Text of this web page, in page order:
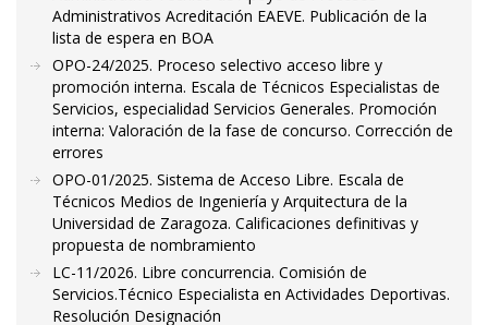
Administrativos Acreditación EAEVE. Publicación de la
lista de espera en BOA
OPO-24/2025. Proceso selectivo acceso libre y
promoción interna. Escala de Técnicos Especialistas de
Servicios, especialidad Servicios Generales. Promoción
interna: Valoración de la fase de concurso. Corrección de
errores
OPO-01/2025. Sistema de Acceso Libre. Escala de
Técnicos Medios de Ingeniería y Arquitectura de la
Universidad de Zaragoza. Calificaciones definitivas y
propuesta de nombramiento
LC-11/2026. Libre concurrencia. Comisión de
Servicios.Técnico Especialista en Actividades Deportivas.
Resolución Designación